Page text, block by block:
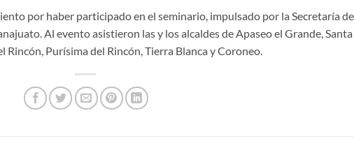
por haber participado en el seminario, impulsado por la Secretaría de
Al evento asistieron las y los alcaldes de Apaseo el Grande, Santa
Rincón, Purísima del Rincón, Tierra Blanca y Coroneo.